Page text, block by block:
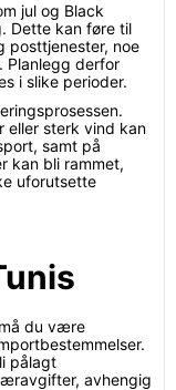
jul og Black
Dette kan føre til
posttjenester, noe
Planlegg derfor
i slike perioder.
eller sterk vind kan
samt på
kan bli rammet,
uforutsette
du være
pålagt
avhengig